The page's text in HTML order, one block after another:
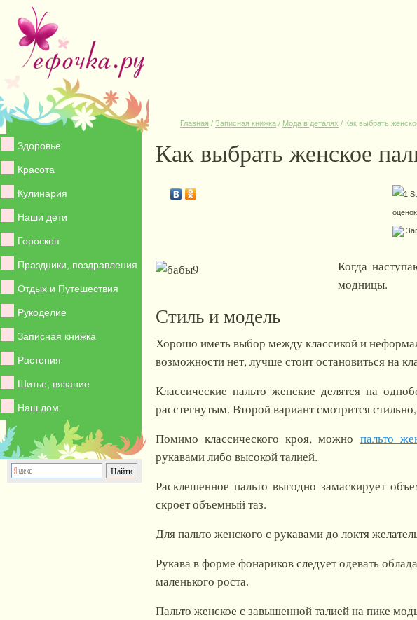
Здоровье
Красота
Кулинария
Наши дети
Гороскоп
Праздники, поздравления
Отдых и Путешествия
Рукоделие
Записная книжка
Растения
Шитье, вязание
Наш дом
Главная / Записная книжка / Мода в деталях / Как выбрать
Как выбрать женское
Когда
модницы.
Стиль и модель
Хорошо иметь выбор между классикой и
возможности нет, лучше стоит остановиться на
Классические пальто женские делятся на
расстегнутым. Второй вариант смотрится
Помимо классического кроя, можно пальто
рукавами либо высокой талией.
Расклешенное пальто выгодно замаскирует
скроет объемный таз.
Для пальто женского с рукавами до локтя
Рукава в форме фонариков следует одевать
маленького роста.
Пальто женское с завышенной талией на пике